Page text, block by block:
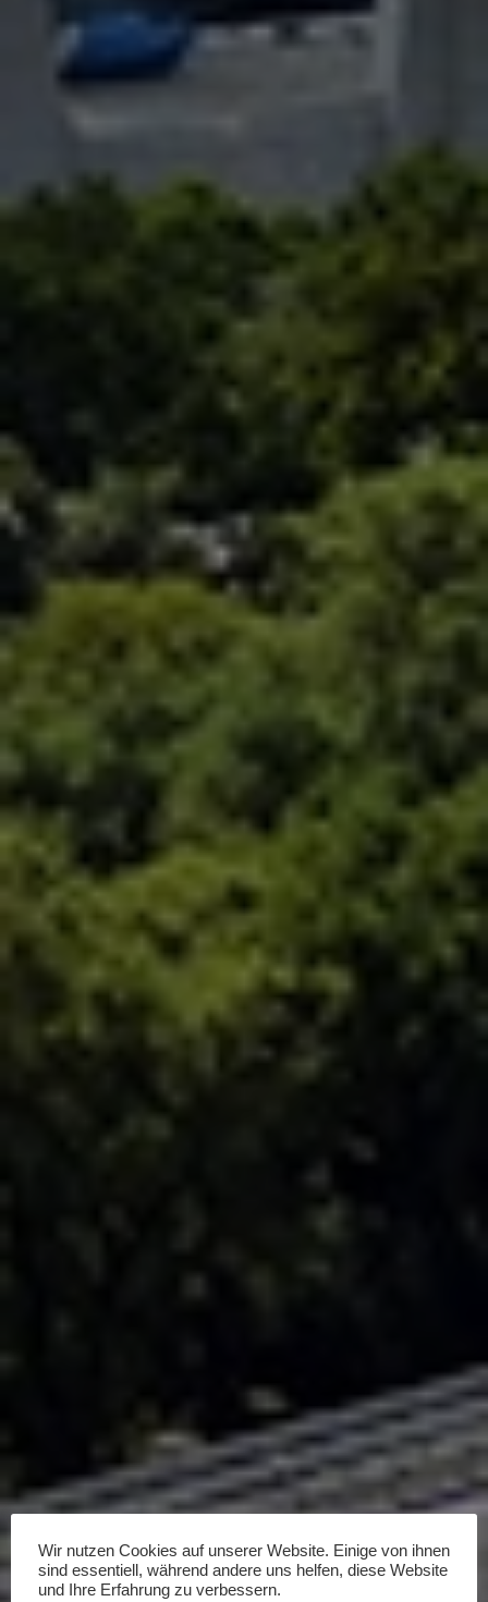
Wir nutzen Cookies auf unserer Website. Einige von ihnen
sind essentiell, während andere uns helfen, diese Website
und Ihre Erfahrung zu verbessern.